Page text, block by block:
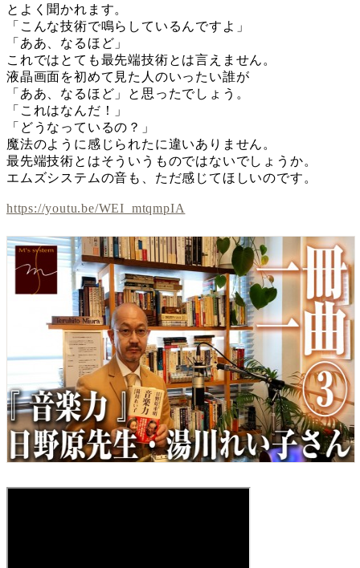
とよく聞かれます。
「こんな技術で鳴らしているんですよ」
「ああ、なるほど」
これではとても最先端技術とは言えません。
液晶画面を初めて見た人のいったい誰が
「ああ、なるほど」と思ったでしょう。
「これはなんだ！」
「どうなっているの？」
魔法のように感じられたに違いありません。
最先端技術とはそういうものではないでしょうか。
エムズシステムの音も、ただ感じてほしいのです。
https://youtu.be/WEI_mtqmpIA